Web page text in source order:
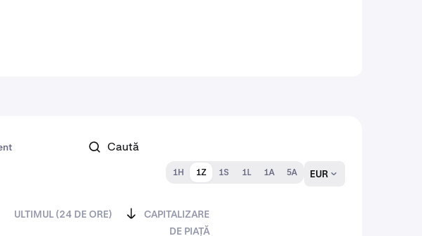
1H 1Z 1S 1L 1A 5A EUR
ULTIMUL (24 DE ORE)
CAPITALIZARE
DE PIAȚĂ